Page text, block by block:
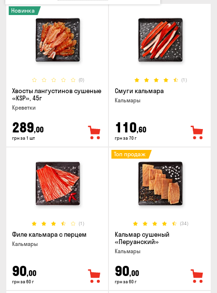
(0)
Новинка
Хвосты лангустинов сушеные
«KSP», 45г
Креветки
289,00
грн за 1 шт
(1)
Смуги кальмара
Кальмары
110,60
грн за 70 г
(1)
Филе кальмара с перцем
Кальмары
90,00
грн за 60 г
(34)
Топ продаж
Кальмар сушеный
«Перуанский»
Кальмары
90,00
грн за 60 г